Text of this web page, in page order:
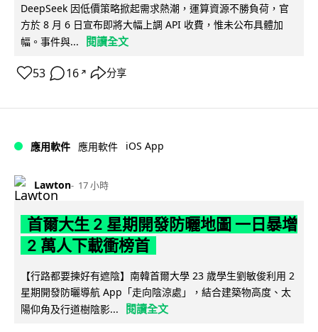
DeepSeek 因低價策略掀起需求熱潮，運算資源不勝負荷，官
方於 8 月 6 日宣布即將大幅上調 API 收費，惟未公布具體加
幅。事件與...
閱讀全文
53 16 ↗ 分享
應用軟件 應用軟件 iOS App
Lawton 17 小時
首爾大生 2 星期開發防曬地圖 一日暴增
2 萬人下載衝榜首
【行路都要揀好有遮陰】南韓首爾大學 23 歲學生劉敏俊利用 2
星期開發防曬導航 App「走向陰涼處」，結合建築物高度、太
陽仰角及行道樹陰影...
閱讀全文